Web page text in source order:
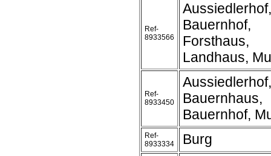
Ref-
8933566
Aussiedlerhof,
Bauernhof,
Forsthaus,
Landhaus,
Ref-
8933450
Aussiedlerhof,
Bauernhaus,
Bauernhof,
Ref-
8933334
Burg